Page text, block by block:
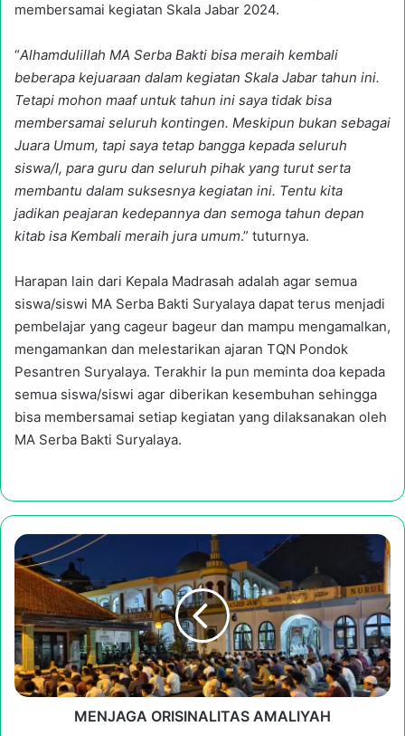
membersamai kegiatan Skala Jabar 2024.
“Alhamdulillah MA Serba Bakti bisa meraih kembali
beberapa kejuaraan dalam kegiatan Skala Jabar tahun ini.
Tetapi mohon maaf untuk tahun ini saya tidak bisa
membersamai seluruh kontingen. Meskipun bukan sebagai
Juara Umum, tapi saya tetap bangga kepada seluruh
siswa/I, para guru dan seluruh pihak yang turut serta
membantu dalam suksesnya kegiatan ini. Tentu kita
jadikan peajaran kedepannya dan semoga tahun depan
kitab isa Kembali meraih jura umum.” tuturnya.
Harapan lain dari Kepala Madrasah adalah agar semua
siswa/siswi MA Serba Bakti Suryalaya dapat terus menjadi
pembelajar yang cageur bageur dan mampu mengamalkan,
mengamankan dan melestarikan ajaran TQN Pondok
Pesantren Suryalaya. Terakhir Ia pun meminta doa kepada
semua siswa/siswi agar diberikan kesembuhan sehingga
bisa membersamai setiap kegiatan yang dilaksanakan oleh
MA Serba Bakti Suryalaya.
MENJAGA
ORISINALITAS
AMALIYAH
MENJAGA ORISINALITAS AMALIYAH